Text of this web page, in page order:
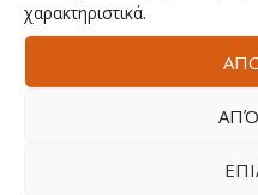
χαρακτηριστικά.